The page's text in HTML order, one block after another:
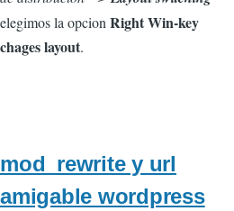
elegimos la opcion Right Win-key
chages layout.
mod_rewrite y url
amigable wordpress